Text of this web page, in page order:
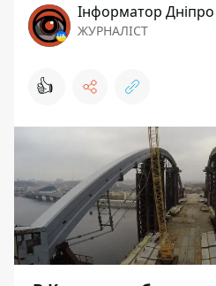
Інформатор Дніпро
ЖУРНАЛІСТ
👍